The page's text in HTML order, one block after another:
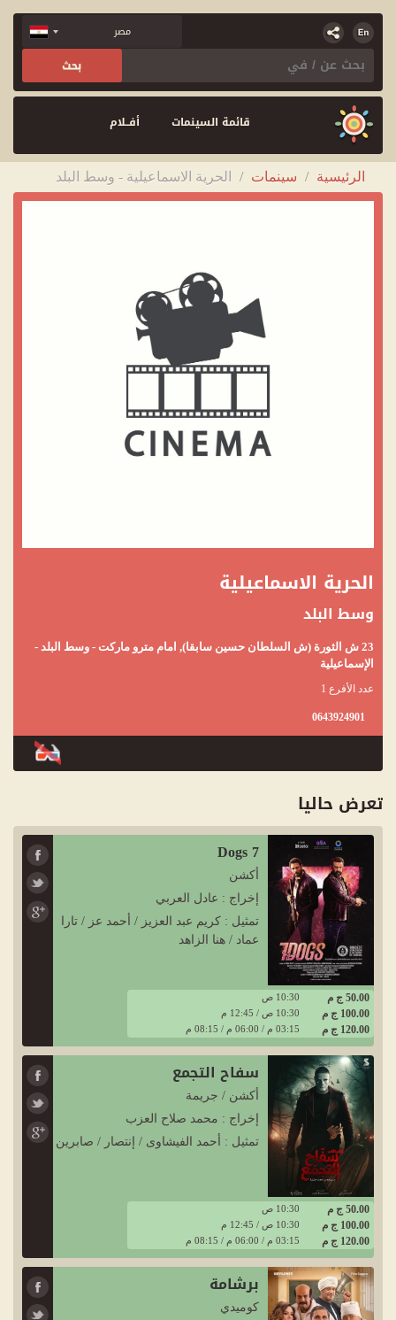
قائمة السينمات أفــلام
الرئيسية / سينمات / الحرية الاسماعيلية - وسط البلد
الحرية الاسماعيلية
وسط البلد
23 ش الثورة (ش السلطان حسين سابقا), امام مترو ماركت - وسط البلد -
الإسماعيلية
عدد الأفرع 1
0643924901
تعرض حاليا
7 Dogs
أكشن
إخراج : عادل العربي
تمثيل : كريم عبد العزيز / أحمد عز / تارا
عماد / هنا الزاهد
50.00 ج م 10:30 ص
100.00 ج م 10:30 ص / 12:45 م
120.00 ج م 03:15 م / 06:00 م / 08:15 م
سفاح التجمع
أكشن / جريمة
إخراج : محمد صلاح العزب
تمثيل : أحمد الفيشاوى / إنتصار / صابرين
50.00 ج م 10:30 ص
100.00 ج م 10:30 ص / 12:45 م
120.00 ج م 03:15 م / 06:00 م / 08:15 م
برشامة
كوميدي